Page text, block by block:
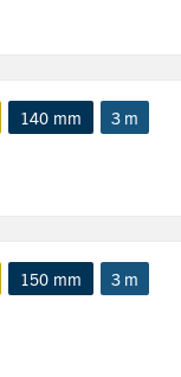
140 mm 3 m
150 mm 3 m